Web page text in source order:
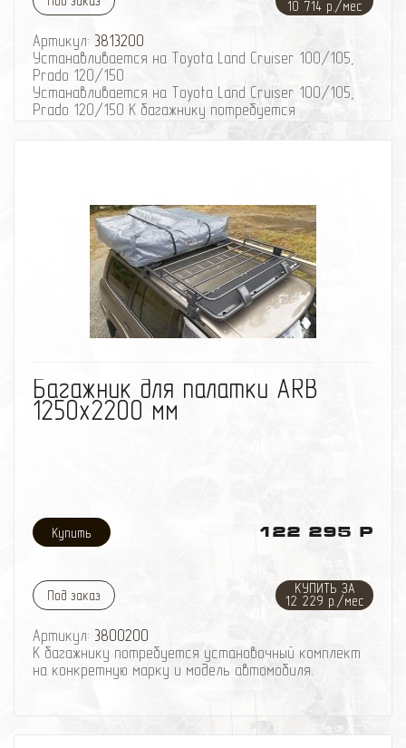
10 714 р./мес
Артикул: 3813200
Устанавливается на Toyota Land Cruiser 100/105,
Prado 120/150
Устанавливается на Toyota Land Cruiser 100/105,
Prado 120/150 К багажнику потребуется
установочный комплект для Toyota Land Cruiser
Багажник для палатки ARB
1250x2200 мм
122 295 Р
Под заказ
КУПИТЬ ЗА
12 229 р./мес
Артикул: 3800200
К багажнику потребуется установочный комплект
на конкретную марку и модель автомобиля.